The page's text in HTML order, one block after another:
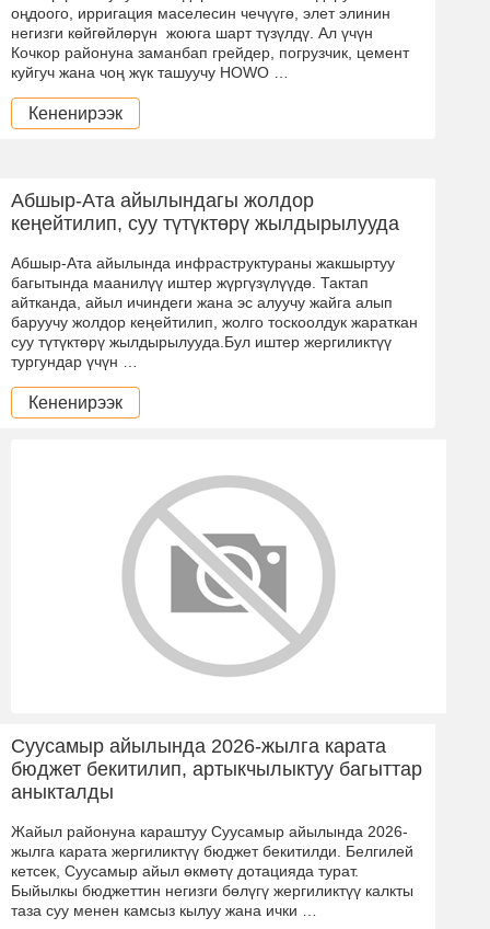
оңдоого, ирригация маселесин чечүүгө, элет элинин
негизги көйгөйлөрүн жоюга шарт түзүлдү. Ал үчүн
Кочкор районуна заманбап грейдер, погрузчик, цемент
куйгуч жана чоң жүк ташуучу HOWO …
Кененирээк
Абшыр-Ата айылындагы жолдор
кеңейтилип, суу түтүктөрү жылдырылууда
Абшыр-Ата айылында инфраструктураны жакшыртуу
багытында маанилүү иштер жүргүзүлүүдө. Тактап
айтканда, айыл ичиндеги жана эс алуучу жайга алып
баруучу жолдор кеңейтилип, жолго тоскоолдук жараткан
суу түтүктөрү жылдырылууда.Бул иштер жергиликтүү
тургундар үчүн …
Кененирээк
Суусамыр айылында 2026-жылга карата
бюджет бекитилип, артыкчылыктуу багыттар
аныкталды
Жайыл районуна караштуу Суусамыр айылында 2026-
жылга карата жергиликтүү бюджет бекитилди. Белгилей
кетсек, Суусамыр айыл өкмөтү дотацияда турат.
Быйылкы бюджеттин негизги бөлүгү жергиликтүү калкты
таза суу менен камсыз кылуу жана ички …